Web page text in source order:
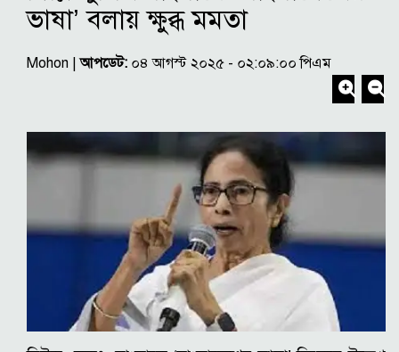
ভাষা’ বলায় ক্ষুব্ধ মমতা
Mohon |আপডেট: ০৪ আগস্ট ২০২৫ - ০২:০৯:০০ পিএম